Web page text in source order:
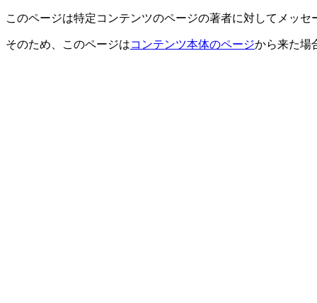
このページは特定コンテンツのページの著者に対してメッ
そのため、このページはコンテンツ本体のページから来た場